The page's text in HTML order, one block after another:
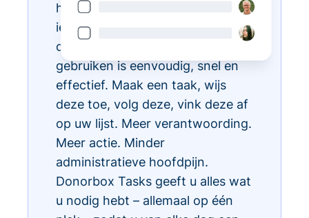
het CRM-ecosysteem, zodat
iedereen in uw team weet wat te
doen en wanneer. Taken
gebruiken is eenvoudig, snel en
effectief. Maak een taak, wijs
deze toe, volg deze, vink deze af
op uw lijst. Meer verantwoording.
Meer actie. Minder
administratieve hoofdpijn.
Donorbox Tasks geeft u alles wat
u nodig hebt – allemaal op één